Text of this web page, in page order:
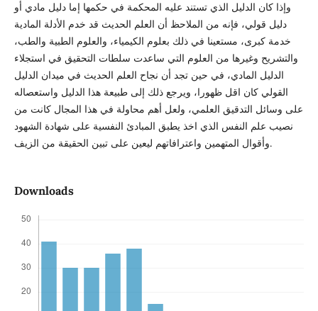
وإذا كان الدليل الذي تستند عليه المحكمة في حكمها إما دليل مادي أو
دليل قولي، فإنه من الملاحظ أن العلم الحديث قد خدم الأدلة المادية
خدمة كبرى، مستعينا في ذلك بعلوم الكيمياء، والعلوم الطبية والطب،
والتشريح وغيرها من العلوم التي ساعدت سلطات التحقيق في استجلاء
الدليل المادي، في حين تجد أن نجاح العلم الحديث في ميدان الدليل
القولي كان اقل ظهورا، ويرجع ذلك إلى طبيعة هذا الدليل واستعصاله
على وسائل التدقيق العلمي، ولعل أهم محاولة في هذا المجال كانت من
نصيب علم النفس الذي اخذ يطبق المبادئ النفسية على شهادة الشهود
وأقوال المتهمين واعترافاتهم ليعين على تبين الحقيقة من الزيف.
Downloads